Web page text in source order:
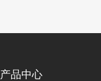
产品中心